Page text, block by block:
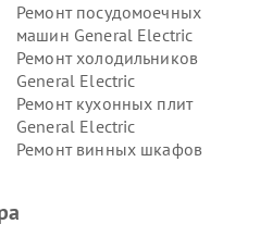
Ремонт посудомоечных
машин General Electric
Ремонт холодильников
General Electric
Ремонт кухонных плит
General Electric
Ремонт винных шкафов
General Electric